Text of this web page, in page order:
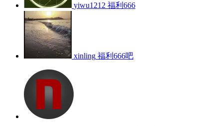
yiwu1212 福利666
xinling 福利666吧